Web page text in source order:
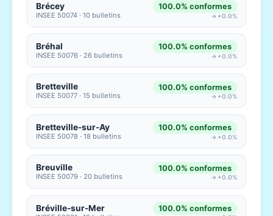
Brécey
INSEE 50074 · 10 bulletins
100.0% conformes
→ +0.0%
Bréhal
INSEE 50076 · 26 bulletins
100.0% conformes
→ +0.0%
Bretteville
INSEE 50077 · 15 bulletins
100.0% conformes
→ +0.0%
Bretteville-sur-Ay
INSEE 50078 · 18 bulletins
100.0% conformes
→ +0.0%
Breuville
INSEE 50079 · 20 bulletins
100.0% conformes
→ +0.0%
Bréville-sur-Mer 100.0% conformes